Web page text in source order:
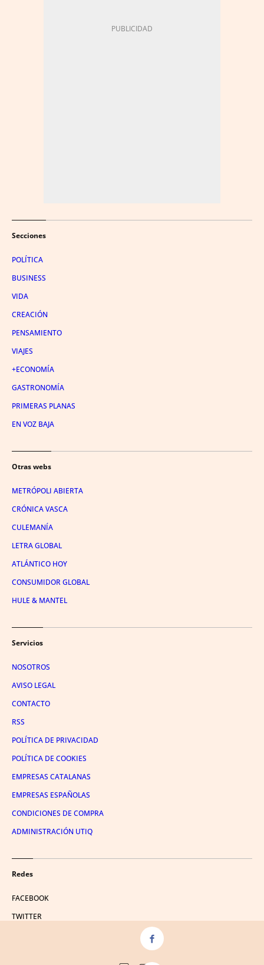
Secciones
POLÍTICA
BUSINESS
VIDA
CREACIÓN
PENSAMIENTO
VIAJES
+ECONOMÍA
GASTRONOMÍA
PRIMERAS PLANAS
EN VOZ BAJA
Otras webs
METRÓPOLI ABIERTA
CRÓNICA VASCA
CULEMANÍA
LETRA GLOBAL
ATLÁNTICO HOY
CONSUMIDOR GLOBAL
HULE & MANTEL
Servicios
NOSOTROS
AVISO LEGAL
CONTACTO
RSS
POLÍTICA DE PRIVACIDAD
POLÍTICA DE COOKIES
EMPRESAS CATALANAS
EMPRESAS ESPAÑOLAS
CONDICIONES DE COMPRA
ADMINISTRACIÓN UTIQ
Redes
FACEBOOK
TWITTER